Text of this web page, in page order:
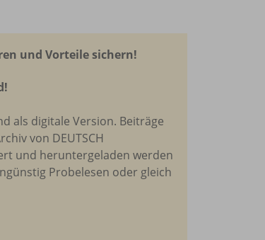
und Vorteile sichern!
als digitale Version. Beiträge
von DEUTSCH
und heruntergeladen werden
Probelesen oder gleich